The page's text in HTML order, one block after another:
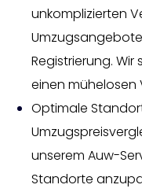
unkomplizierten
Registrierung.
einen mühelosen
Optimale
unserem Auw-
Standorte